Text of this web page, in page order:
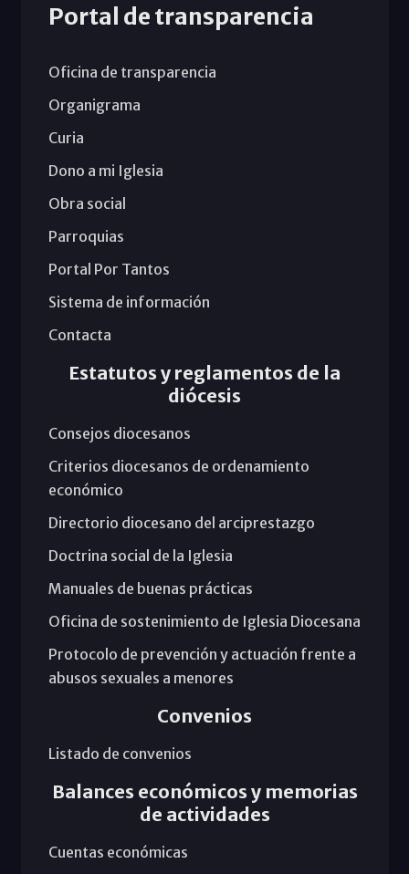
Portal de transparencia
Oficina de transparencia
Organigrama
Curia
Dono a mi Iglesia
Obra social
Parroquias
Portal Por Tantos
Sistema de información
Contacta
Estatutos y reglamentos de la
diócesis
Consejos diocesanos
Criterios diocesanos de ordenamiento
económico
Directorio diocesano del arciprestazgo
Doctrina social de la Iglesia
Manuales de buenas prácticas
Oficina de sostenimiento de Iglesia Diocesana
Protocolo de prevención y actuación frente a
abusos sexuales a menores
Convenios
Listado de convenios
Balances económicos y memorias
de actividades
Cuentas económicas